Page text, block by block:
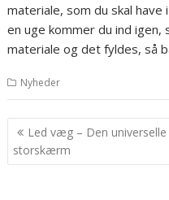
materiale, som du skal
en uge kommer du ind
materiale og det fyldes, så
Nyheder
Indlægsnavigation
Led væg – Den universelle
storskærm